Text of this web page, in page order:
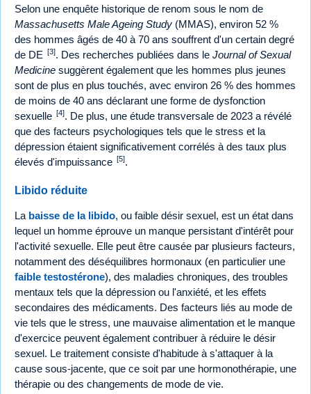
Selon une enquête historique de renom sous le nom de
Massachusetts Male Ageing Study (MMAS), environ 52 %
des hommes âgés de 40 à 70 ans souffrent d'un certain degré
de DE [3]. Des recherches publiées dans le Journal of Sexual
Medicine suggèrent également que les hommes plus jeunes
sont de plus en plus touchés, avec environ 26 % des hommes
de moins de 40 ans déclarant une forme de dysfonction
sexuelle [4]. De plus, une étude transversale de 2023 a révélé
que des facteurs psychologiques tels que le stress et la
dépression étaient significativement corrélés à des taux plus
élevés d'impuissance [5].
Libido réduite
La baisse de la libido, ou faible désir sexuel, est un état dans
lequel un homme éprouve un manque persistant d'intérêt pour
l'activité sexuelle. Elle peut être causée par plusieurs facteurs,
notamment des déséquilibres hormonaux (en particulier une
faible testostérone), des maladies chroniques, des troubles
mentaux tels que la dépression ou l'anxiété, et les effets
secondaires des médicaments. Des facteurs liés au mode de
vie tels que le stress, une mauvaise alimentation et le manque
d'exercice peuvent également contribuer à réduire le désir
sexuel. Le traitement consiste d'habitude à s'attaquer à la
cause sous-jacente, que ce soit par une hormonothérapie, une
thérapie ou des changements de mode de vie.